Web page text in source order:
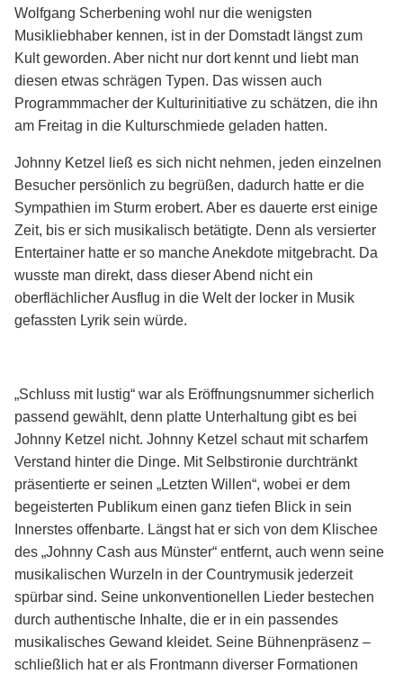
Wolfgang Scherbening wohl nur die wenigsten
Musikliebhaber kennen, ist in der Domstadt längst zum
Kult geworden. Aber nicht nur dort kennt und liebt man
diesen etwas schrägen Typen. Das wissen auch
Programmmacher der Kulturinitiative zu schätzen, die ihn
am Freitag in die Kulturschmiede geladen hatten.
Johnny Ketzel ließ es sich nicht nehmen, jeden einzelnen
Besucher persönlich zu begrüßen, dadurch hatte er die
Sympathien im Sturm erobert. Aber es dauerte erst einige
Zeit, bis er sich musikalisch betätigte. Denn als versierter
Entertainer hatte er so manche Anekdote mitgebracht. Da
wusste man direkt, dass dieser Abend nicht ein
oberflächlicher Ausflug in die Welt der locker in Musik
gefassten Lyrik sein würde.
„Schluss mit lustig“ war als Eröffnungsnummer sicherlich
passend gewählt, denn platte Unterhaltung gibt es bei
Johnny Ketzel nicht. Johnny Ketzel schaut mit scharfem
Verstand hinter die Dinge. Mit Selbstironie durchtränkt
präsentierte er seinen „Letzten Willen“, wobei er dem
begeisterten Publikum einen ganz tiefen Blick in sein
Innerstes offenbarte. Längst hat er sich von dem Klischee
des „Johnny Cash aus Münster“ entfernt, auch wenn seine
musikalischen Wurzeln in der Countrymusik jederzeit
spürbar sind. Seine unkonventionellen Lieder bestechen
durch authentische Inhalte, die er in ein passendes
musikalisches Gewand kleidet. Seine Bühnenpräsenz –
schließlich hat er als Frontmann diverser Formationen